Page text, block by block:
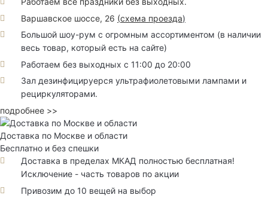
Варшавское шоссе, 26 (схема проезда)
Большой шоу-рум с огромным ассортиментом (в наличии
весь товар, который есть на сайте)
Работаем без выходных с 11:00 до 20:00
Зал дезинфицируерся ультрафиолетовыми лампами и
рециркуляторами.
подробнее >>
Доставка по Москве и области
Бесплатно и без спешки
Доставка в пределах МКАД полностью бесплатная!
Исключение - часть товаров по акции
Привозим до 10 вещей на выбор